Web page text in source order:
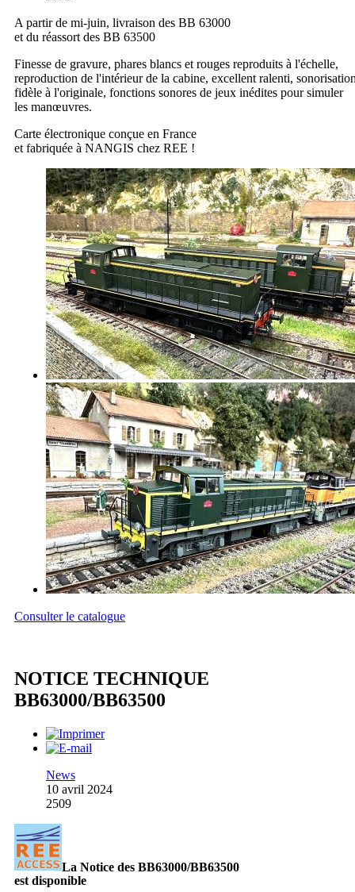
A partir de mi-juin, livraison des BB 63000
et du réassort des BB 63500
Finesse de gravure, phares blancs et rouges reproduits à l'échelle,
reproduction de l'intérieur de la cabine, excellent ralenti,
fidèle à l'originale, fonctions sonores de jeux inédites pour simuler
les manœuvres.
Carte électronique conçue en France
et fabriquée à NANGIS chez REE !
Consulter le catalogue
NOTICE TECHNIQUE
BB63000/BB63500
News
10 avril 2024
2509
La Notice des BB63000/BB63500
est disponible